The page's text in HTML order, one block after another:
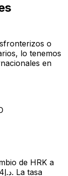
o
lo tenemos
en
de HRK a